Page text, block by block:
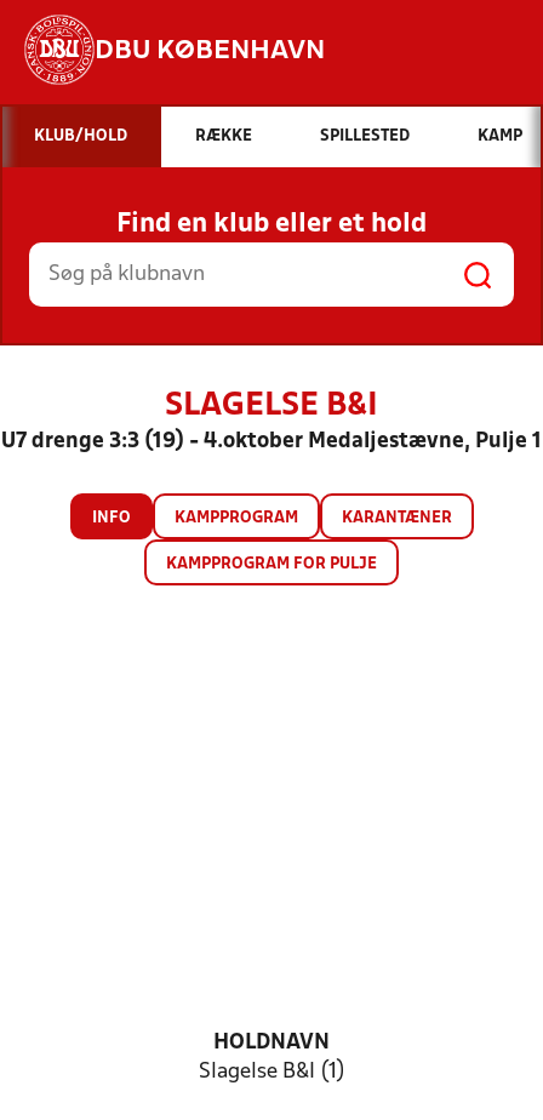
DBU KØBENHAVN
Hvad vil du søge efter?
INDHOLD OG NYHEDER
STILLINGER, RESULTATER, KLUBBER OG
HOLD
KLUB/HOLD RÆKKE SPILLESTED KAMP
Find en klub eller et hold
SLAGELSE B&I
U7 drenge 3:3 (19) - 4.oktober Medaljestævne, Pulje 1
INFO KAMPPROGRAM KARANTÆNER
KAMPPROGRAM FOR PULJE
HOLDNAVN
Slagelse B&I (1)